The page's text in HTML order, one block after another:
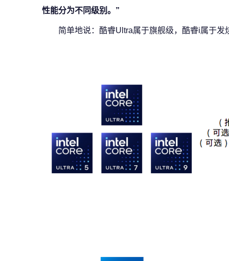
性能分为不同级别。”
简单地说：酷睿Ultra属于旗舰级，酷睿i属于发